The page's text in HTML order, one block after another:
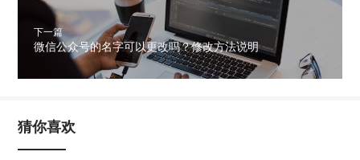
下一篇
微信公众号的名字可以更改吗？修改方法说明
猜你喜欢